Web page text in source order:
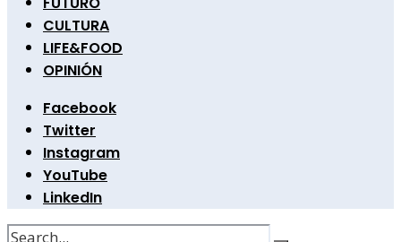
CULTURA
LIFE&FOOD
OPINIÓN
Facebook
Twitter
Instagram
YouTube
LinkedIn